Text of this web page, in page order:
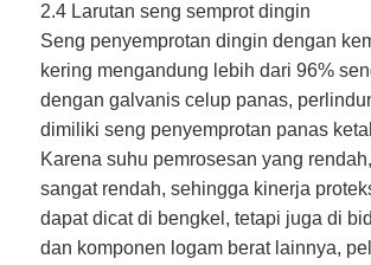
2.4 Larutan seng semprot dingin
Seng penyemprotan dingin dengan
kering mengandung lebih dari 96%
dengan galvanis celup panas,
dimiliki seng penyemprotan panas
Karena suhu pemrosesan yang
sangat rendah, sehingga kinerja
dapat dicat di bengkel, tetapi juga di
dan komponen logam berat lainnya,